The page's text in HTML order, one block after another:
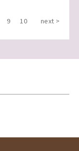
9 10 next >